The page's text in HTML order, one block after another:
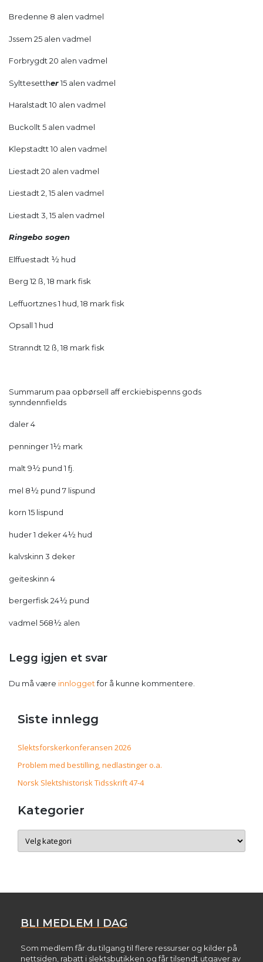
Bredenne 8 alen vadmel
Jssem 25 alen vadmel
Forbrygdt 20 alen vadmel
Sylttesetther15 alen vadmel
Haralstadt 10 alen vadmel
Buckollt 5 alen vadmel
Klepstadtt 10 alen vadmel
Liestadt 20 alen vadmel
Liestadt 2, 15 alen vadmel
Liestadt 3, 15 alen vadmel
Ringebo sogen
Elffuestadt ½ hud
Berg 12 ß, 18 mark fisk
Leffuortznes 1 hud, 18 mark fisk
Opsall 1 hud
Stranndt 12 ß, 18 mark fisk
Summarum paa opbørsell aff erckiebispenns gods
synndennfields
daler 4
penninger 1½ mark
malt 9½ pund 1 fj.
mel 8½ pund 7 lispund
korn 15 lispund
huder 1 deker 4½ hud
kalvskinn 3 deker
geiteskinn 4
bergerfisk 24½ pund
vadmel 568½ alen
Legg igjen et svar
Du må være innloggetfor å kunne kommentere.
Siste innlegg
Slektsforskerkonferansen 2026
Problem med bestilling, nedlastinger o.a.
Norsk Slektshistorisk Tidsskrift 47-4
Kategorier
Kategorier
BLI MEDLEM I DAG
Som medlem får du tilgang til flere ressurser og kilder på
nettsiden, rabatt i slektsbutikken og får tilsendt utgaver av